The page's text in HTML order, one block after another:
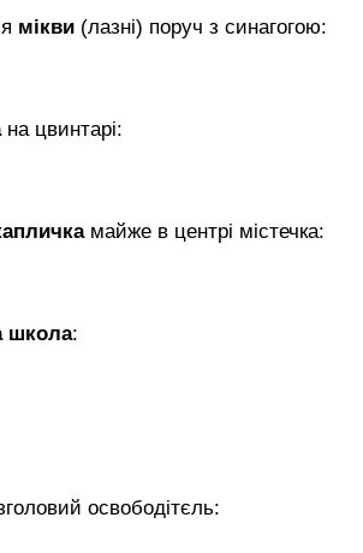
мікви (лазні) поруч з синагогою:
на цвинтарі:
майже в центрі містечка:
школа:
освободітєль: